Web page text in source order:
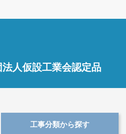
法人仮設工業会認定品
工事分類から探す